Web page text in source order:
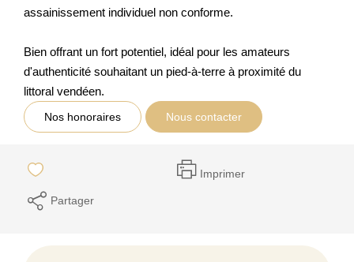
assainissement individuel non conforme.
Bien offrant un fort potentiel, idéal pour les amateurs
d'authenticité souhaitant un pied-à-terre à proximité du
littoral vendéen.
Nos honoraires Nous contacter
Imprimer
Partager